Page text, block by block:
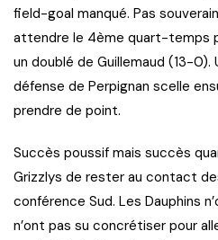
field-goal manqué. Pas
attendre le 4ème quart-temps
un doublé de Guillemaud (13-
défense de Perpignan scelle
prendre de point.
Succès poussif mais succès
Grizzlys de rester au contact
conférence Sud. Les Dauphins
n’ont pas su concrétiser pour